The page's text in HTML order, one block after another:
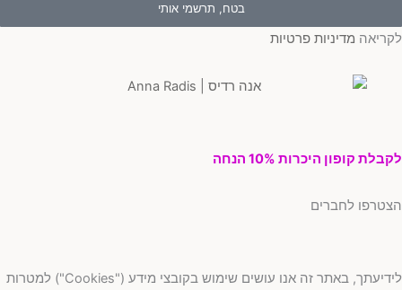
בטח, תרשמי אותי
מדיניות פרטיות
קופון היכרות 10% הנחה
לחברים
לידיעתך, באתר זה אנו עושים שימוש בקובצי מידע ("Cookies") למטרות